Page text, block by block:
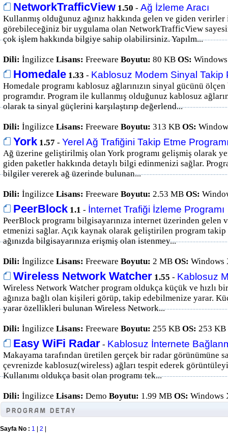
NetworkTrafficView 1.50 - Ağ İzleme Aracı
Kullanmış olduğunuz ağınız hakkında gelen ve giden
görebileceğiniz bir uygulama olan NetworkTrafficView
çok işlem hakkında bilgiye sahip olabilirsiniz. Yapılm...
Dili: İngilizce Lisans: Freeware Boyutu: 80 KB OS:
Homedale 1.33 - Kablosuz Modem Sinyal Takip
Homedale programı kablosuz ağlarınızın sinyal gücünü
programdır. Program ile kullanmış olduğunuz kablosuz
olarak ta sinyal güçlerini karşılaştırıp değerlend...
Dili: İngilizce Lisans: Freeware Boyutu: 313 KB OS:
York 1.57 - Yerel Ağ Trafiğini Takip Etme
Ağ üzerine geliştirilmiş olan York programı gelişmiş olarak
giden paketler hakkında detaylı bilgi edinmenizi sağlar.
bilgiler vererek ağ üzerinde bulunan...
Dili: İngilizce Lisans: Freeware Boyutu: 2.53 MB OS:
PeerBlock 1.1 - İnternet Trafiği İzleme Programı
PeerBlock programı bilgisayarınıza internet üzerinden gelen
etmenizi sağlar. Açık kaynak olarak geliştirilen program
ağınızda bilgisayarınıza erişmiş olan istenmey...
Dili: İngilizce Lisans: Freeware Boyutu: 2 MB OS: Windows
Wireless Network Watcher 1.55 - Kablosuz
Wireless Network Watcher program oldukça küçük ve hızlı
ağınıza bağlı olan kişileri görüp, takip edebilmenize yarar.
yarar özellikleri bulunan Wireless Network...
Dili: İngilizce Lisans: Freeware Boyutu: 255 KB OS: 253 KB
Easy WiFi Radar - Kablosuz İnternete
Makayama tarafından üretilen gerçek bir radar görünümüne
çevrenizde kablosuz(wireless) ağları tespit ederek
Kullanımı oldukça basit olan programı tek...
Dili: İngilizce Lisans: Demo Boyutu: 1.99 MB OS: Windows
Sayfa No : 1 2